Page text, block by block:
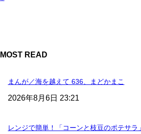
MOST READ
まんが／海を越えて 636、まどかまこ
2026年8月6日 23:21
レンジで簡単！「コーンと枝豆のポテサラ